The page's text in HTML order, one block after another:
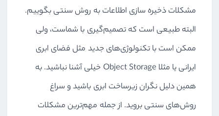
مشکلات ذخیره سازی اطلاعات به روش سنتی بگوییم.
البته طبیعی است که تصمیم‌گیری با شماست، ولی
ممکن است با تکنولوژی‌های جدید مثل فضای ابری
ایرانی یا مثلا Object Storage خیلی آشنا نباشید. به
همین دلیل نگران زیرساخت ابری باشید و سراغ
روش‌های سنتی بروید. از جمله مهم‌ترین مشکلات